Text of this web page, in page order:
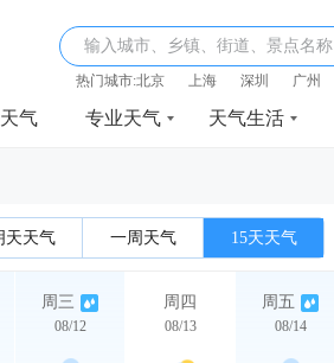
输入城市、乡镇、街道、景点名称
热门城市:北京 上海 深圳 广州
气 专业天气 天气生活
天天气 一周天气 15天天气
周三
08/12
周四
08/13
周五
08/14